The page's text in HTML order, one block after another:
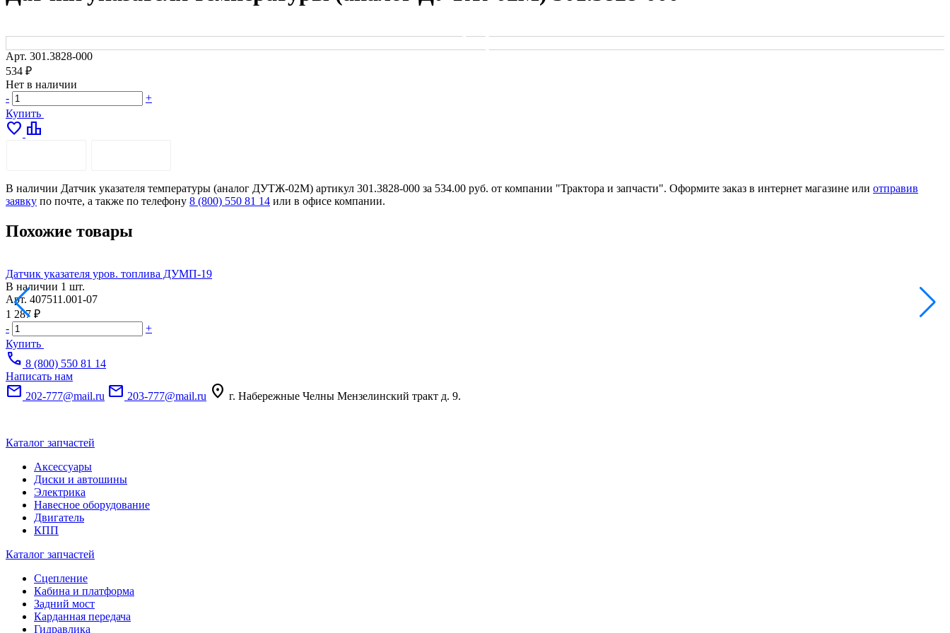
Арт. 301.3828-000
534 ₽
Нет в наличии
-
+
Купить
favorite leaderboard
В наличии Датчик указателя температуры (аналог ДУТЖ-02М) артикул 301.3828-000 за 534.00 руб. от компании "Трактора и запчасти". Оформите заказ в интернет магазине или отправив
заявку по почте, а также по телефону 8 (800) 550 81 14 или в офисе компании.
Похожие товары
Датчик указателя уров. топлива ДУМП-19
В наличии 1 шт.
Арт. 407511.001-07
1 287 ₽
-
+
Купить
call 8 (800) 550 81 14
Написать нам
mail 202-777@mail.ru mail 203-777@mail.ru location_on г. Набережные Челны Мензелинский тракт д. 9.
Каталог запчастей
Аксессуары
Диски и автошины
Электрика
Навесное оборудование
Двигатель
КПП
Каталог запчастей
Сцепление
Кабина и платформа
Задний мост
Карданная передача
Гидравлика